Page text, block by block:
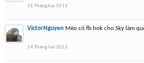
15 Tháng hai 2013
VictorNguyen Mèo có fb hok cho Sky làm
14 Tháng hai 2013